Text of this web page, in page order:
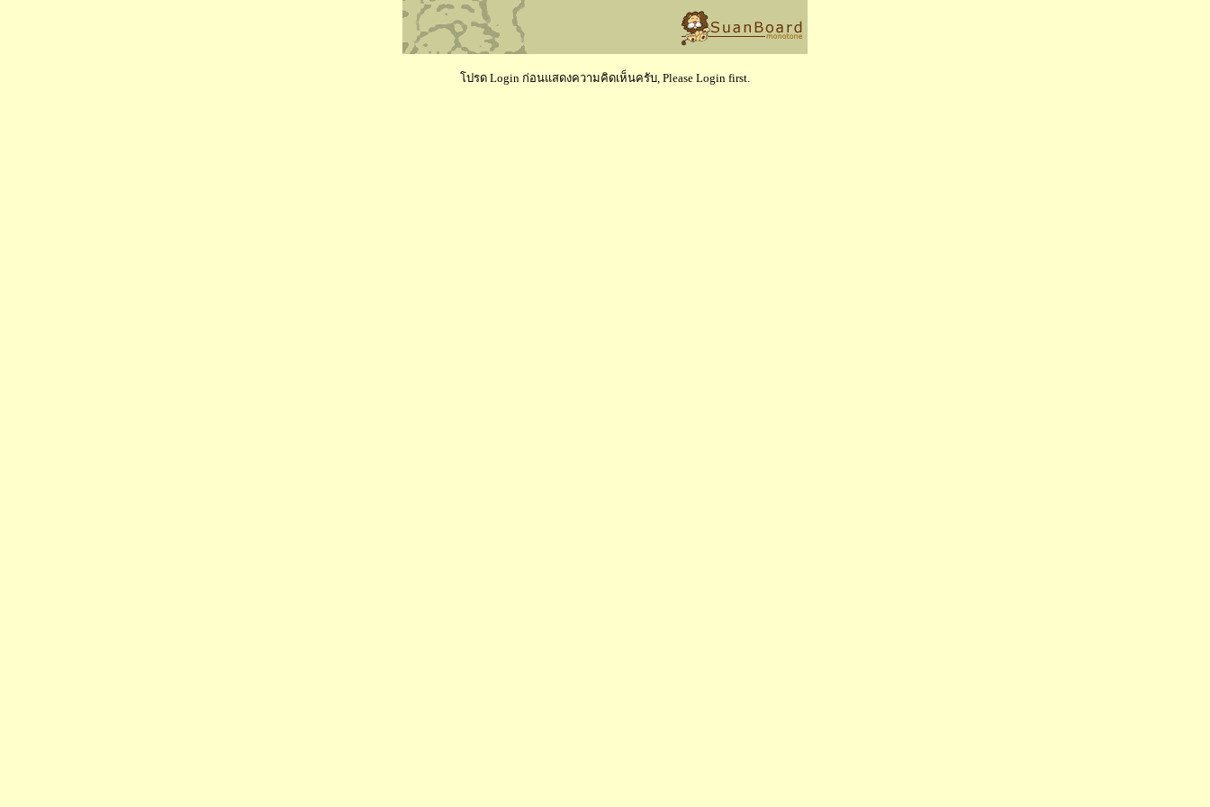
โปรด Login ก่อนแสดงความคิดเห็นครับ, Please Login first.